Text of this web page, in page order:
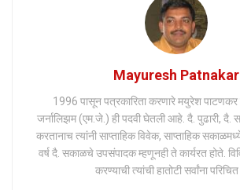
Mayuresh Patnakar
1996 पासून पत्रकारिता करणारे मयुरेश पाटणकर
जर्नालिझम (एम.जे.) ही पदवी घेतली आहे. दै. पुढारी, दै.
करतानाच त्यांनी साप्ताहिक विवेक, साप्ताहिक
वर्ष दै. सकाळचे उपसंपादक म्हणूनही ते कार्यरत होते.
करण्याची त्यांची हातोटी सर्वांना